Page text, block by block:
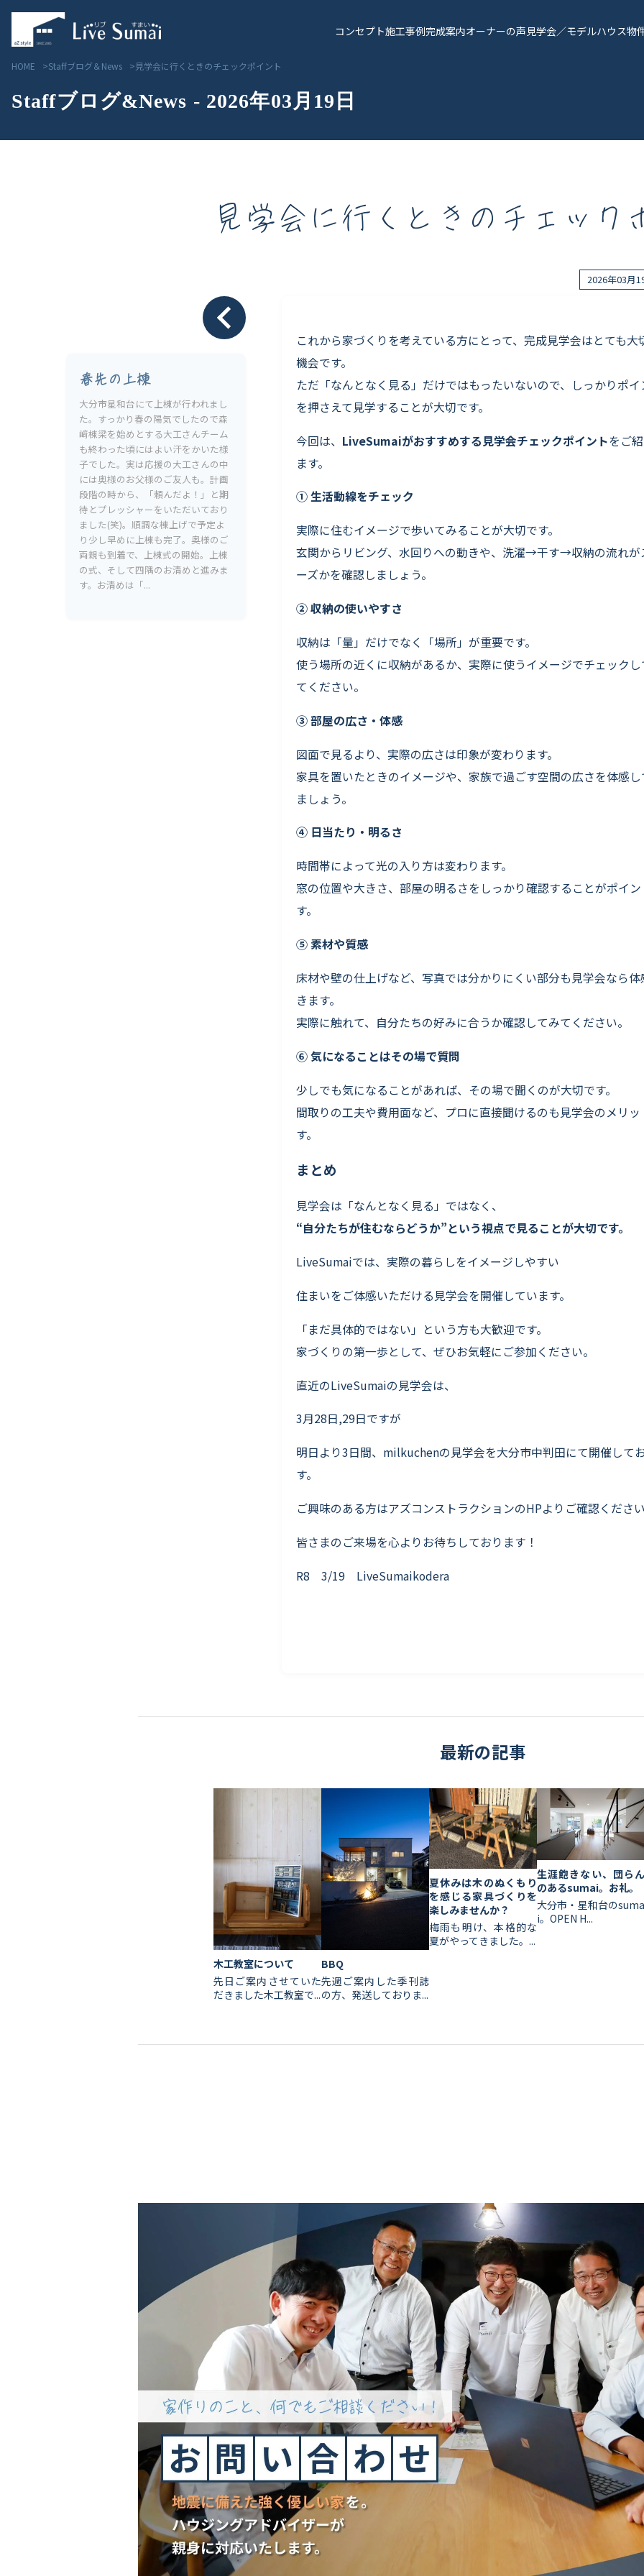
コンセプト施工事例完成案内オーナーの声見学会／モデルハウス物
HOME Staffブログ＆News 見学会に行くときのチェックポイント
Staffブログ&News - 2026年03月19日
見学会に行くときのチェック
2026年03月
これから家づくりを考えている方にとって、完成見学会はとても大
機会です。
ただ「なんとなく見る」だけではもったいないので、しっかりポイ
を押さえて見学することが大切です。
今回は、 LiveSumaiがおすすめする見学会チェックポイントをご
ます。
① 生活動線をチェック
実際に住むイメージで歩いてみることが大切です。
玄関からリビング、水回りへの動きや、洗濯→干す→収納の流れが
ーズかを確認しましょう。
② 収納の使いやすさ
収納は「量」だけでなく「場所」が重要です。
使う場所の近くに収納があるか、実際に使うイメージでチェック
てください。
③ 部屋の広さ・体感
図面で見るより、実際の広さは印象が変わります。
家具を置いたときのイメージや、家族で過ごす空間の広さを体感
ましょう。
④ 日当たり・明るさ
時間帯によって光の入り方は変わります。
窓の位置や大きさ、部屋の明るさをしっかり確認することがポイ
す。
⑤ 素材や質感
床材や壁の仕上げなど、写真では分かりにくい部分も見学会なら体
きます。
実際に触れて、自分たちの好みに合うか確認してみてください。
⑥ 気になることはその場で質問
少しでも気になることがあれば、その場で聞くのが大切です。
間取りの工夫や費用面など、プロに直接聞けるのも見学会のメリッ
す。
まとめ
見学会は「なんとなく見る」ではなく、
“自分たちが住むならどうか”という視点で見ることが大切です。
LiveSumaiでは、実際の暮らしをイメージしやすい
住まいをご体感いただける見学会を開催しています。
「まだ具体的ではない」という方も大歓迎です。
家づくりの第一歩として、ぜひお気軽にご参加ください。
直近のLiveSumaiの見学会は、
3月28日,29日ですが
明日より3日間、milkuchenの見学会を大分市中判田にて開催して
す。
ご興味のある方はアズコンストラクションのHPよりご確認くださ
皆さまのご来場を心よりお待ちしております！
R8 3/19 LiveSumaikodera
春先の上棟
大分市星和台にて上棟が行われまし
た。すっかり春の陽気でしたので森
﨑棟梁を始めとする大工さんチーム
も終わった頃にはよい汗をかいた様
子でした。実は応援の大工さんの中
には奥様のお父様のご友人も。計画
段階の時から、「頼んだよ！」と期
待とプレッシャーをいただいており
ました(笑)。順調な棟上げで予定よ
り少し早めに上棟も完了。奥様のご
両親も到着で、上棟式の開始。上棟
の式、そして四隅のお清めと進みま
す。お清めは「...
最新の記事
木工教室について
先日ご案内させていた
だきました木工教室で...
BBQ
先週ご案内した季刊誌
の方、発送しておりま...
夏休みは木のぬくもり
を感じる家具づくりを
楽しみませんか？
梅雨も明け、本格的な
夏がやってきました。...
生涯飽きない、団らん
のあるsumai。お礼。
大分市・星和台のsuma
i。OPEN H...